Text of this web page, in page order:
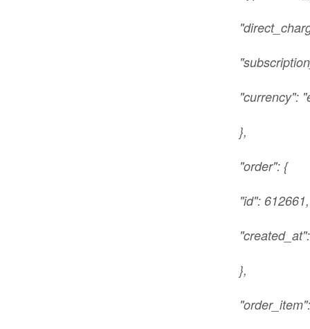
"currency":
},
"order": {
"id": 612661,
},